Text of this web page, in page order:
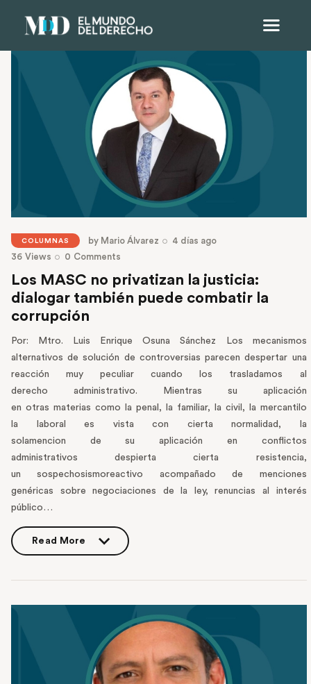
COLUMNAS by Mario Álvarez
4 días ago
36 Views 0 Comments
Los MASC no privatizan la justicia:
dialogar también puede combatir la
corrupción
Por: Mtro. Luis Enrique Osuna Sánchez Los mecanismos
alternativos de solución de controversias parecen despertar una
reacción muy peculiar cuando los trasladamos al
derecho administrativo. Mientras su aplicación
en otras materias como la penal, la familiar, la civil, la mercantilo
la laboral es vista con cierta normalidad, la
solamencion de su aplicación en conflictos
administrativos despierta cierta resistencia,
un sospechosismoreactivo acompañado de menciones
genéricas sobre negociaciones de la ley, renuncias al interés
público…
Read More